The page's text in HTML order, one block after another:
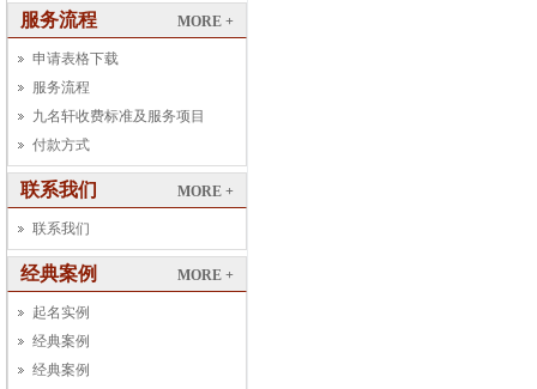
MORE +
服务流程
申请表格下载
服务流程
九名轩收费标准及服务项目
付款方式
MORE +
联系我们
联系我们
MORE +
经典案例
起名实例
经典案例
经典案例